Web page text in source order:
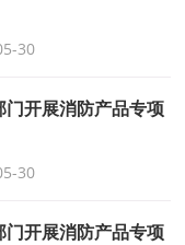
30
开展消防产品专项
30
开展消防产品专项